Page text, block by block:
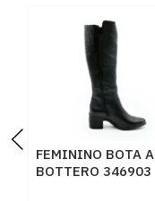
FEMININO BOTA
BOTTERO 346903